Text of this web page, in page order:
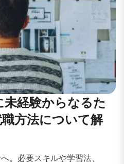
経験からなるた
方法について解
。必要スキルや学習法、